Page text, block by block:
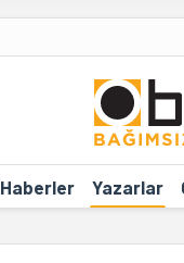
Haberler Yazarlar